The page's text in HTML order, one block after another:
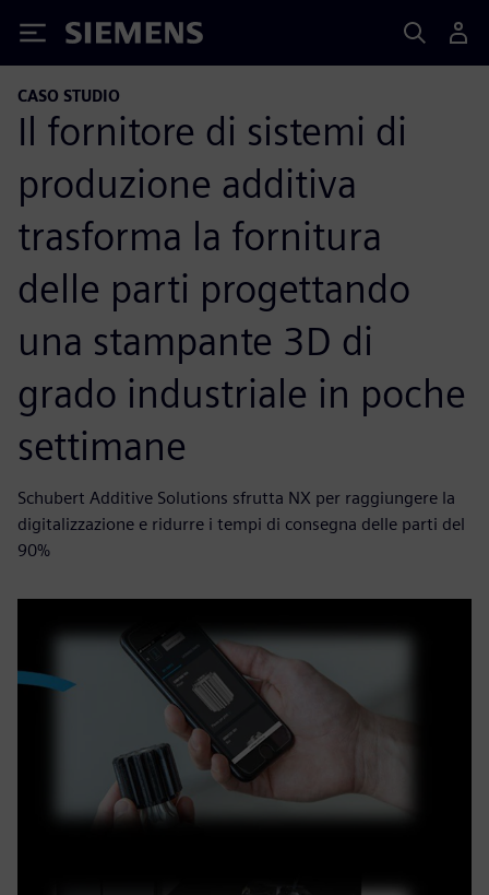
Siemens
CASO STUDIO
Il fornitore di sistemi di
produzione additiva
trasforma la fornitura
delle parti progettando
una stampante 3D di
grado industriale in poche
settimane
Schubert Additive Solutions sfrutta NX per raggiungere la
digitalizzazione e ridurre i tempi di consegna delle parti del
90%